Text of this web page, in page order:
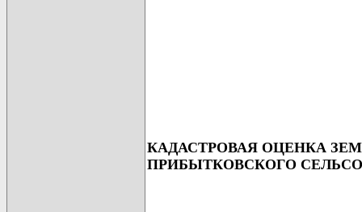
КАДАСТРОВАЯ ОЦЕНКА
ПРИБЫТКОВСКОГО